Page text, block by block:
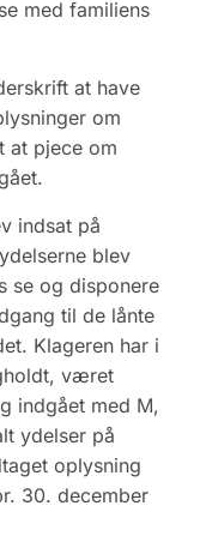
med familiens
at have
om
at pjece om
indsat på
blev
se og disponere
til de lånte
Klageren har i
været
indgået med M,
ydelser på
oplysning
30. december